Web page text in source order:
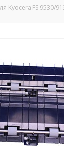
Kyocera FS 9530/